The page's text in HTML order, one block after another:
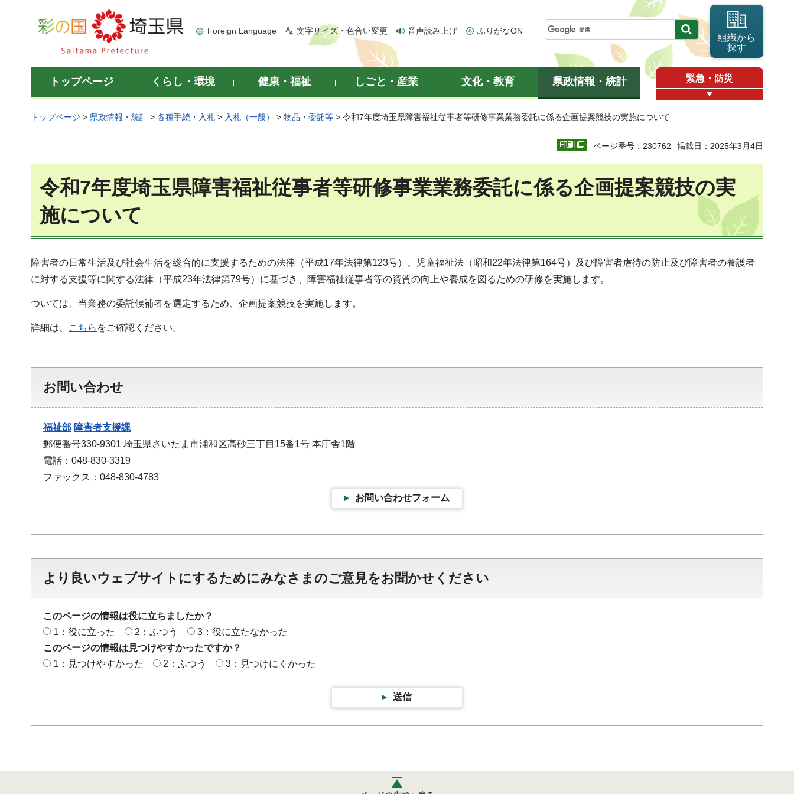
彩の国 埼玉県
Foreign Language 文字サイズ・色合い変更 音声読み上げ ふりがなON
組織から
探す
トップページ くらし・環境 健康・福祉 しごと・産業 文化・教育 県政情報・統計 緊急・防災
トップページ > 県政情報・統計 > 各種手続・入札 > 入札（一般） > 物品・委託等 > 令和7年度埼玉県障害福祉従事者等研修事業業務委託に係る企画提案競技の実施について
ページ番号：230762 掲載日：2025年3月4日
令和7年度埼玉県障害福祉従事者等研修事業業務委託に係る企画提案競技の実
施について
障害者の日常生活及び社会生活を総合的に支援するための法律（平成17年法律第123号）、児童福祉法（昭和22年法律第164号）及び障害者虐待の防止及び障害者の養護者
に対する支援等に関する法律（平成23年法律第79号）に基づき、障害福祉従事者等の資質の向上や養成を図るための研修を実施します。
ついては、当業務の委託候補者を選定するため、企画提案競技を実施します。
詳細は、 こちら をご確認ください。
お問い合わせ
福祉部 障害者支援課
郵便番号330-9301 埼玉県さいたま市浦和区高砂三丁目15番1号 本庁舎1階
電話：048-830-3319
ファックス：048-830-4783
お問い合わせフォーム
より良いウェブサイトにするためにみなさまのご意見をお聞かせください
このページの情報は役に立ちましたか？
1：役に立った
2：ふつう
3：役に立たなかった
このページの情報は見つけやすかったですか？
1：見つけやすかった
2：ふつう 3：見つけにくかった
送信